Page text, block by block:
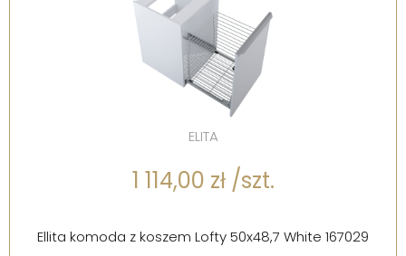
ELITA
1 114,00 zł /szt.
Ellita komoda z koszem Lofty 50x48,7 White 167029